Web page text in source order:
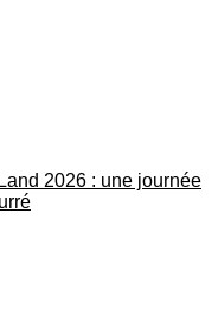
2026 : une journée